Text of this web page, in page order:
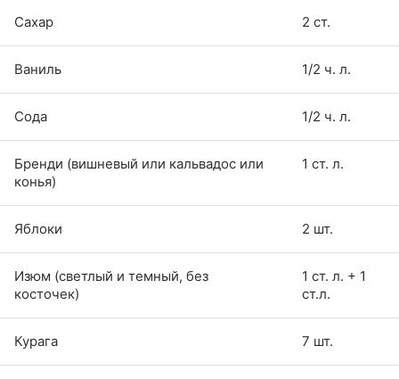
Сахар 2 ст.
Ваниль 1/2 ч. л.
Сода 1/2 ч. л.
Бренди (вишневый или кальвадос или
конья)
1 ст. л.
Яблоки 2 шт.
Изюм (светлый и темный, без
косточек)
1 ст. л. + 1
ст.л.
Курага 7 шт.